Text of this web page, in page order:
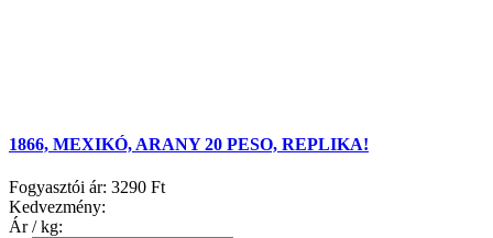
1866, MEXIKÓ, ARANY 20 PESO, REPLIKA!
Fogyasztói ár: 3290 Ft
Kedvezmény:
Ár / kg: